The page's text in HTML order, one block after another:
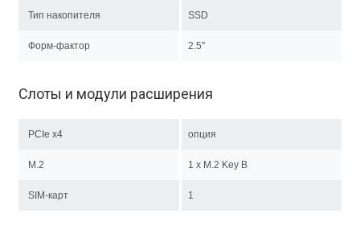
Тип накопителя SSD
Форм-фактор 2.5''
Слоты и модули расширения
PCIe x4 опция
M.2 1 х M.2 Key B
SIM-карт 1